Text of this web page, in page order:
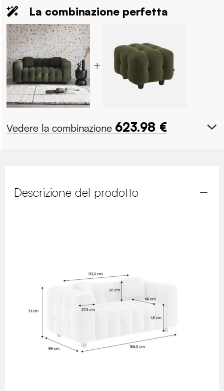
La combinazione perfetta
Vedere la combinazione 623.98 €
Descrizione del prodotto